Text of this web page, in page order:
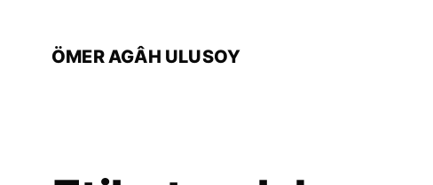
ÖMER AGÂH ULUSOY